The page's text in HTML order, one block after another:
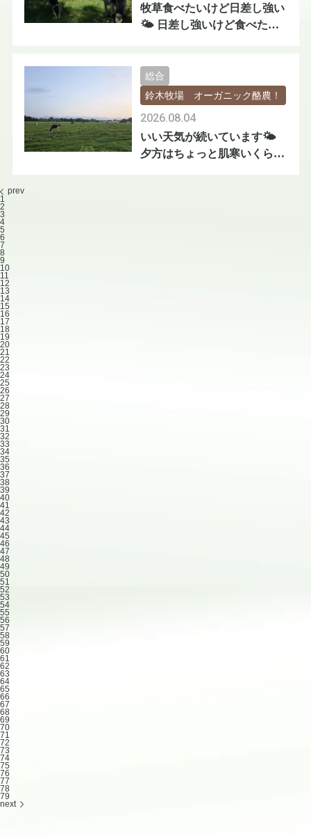
牧草食べたいけど日差し強い
🌤️ 日差し強いけど食べたい
いい天気が続いています🌤️
夕方はちょっと肌寒いくらい
2026.08.04
総合
鈴木牧場 オーガニック酪農！
prev
1
2
3
4
5
6
7
8
9
10
11
12
13
14
15
16
17
18
19
20
21
22
23
24
25
26
27
28
29
30
31
32
33
34
35
36
37
38
39
40
41
42
43
44
45
46
47
48
49
50
51
52
53
54
55
56
57
58
59
60
61
62
63
64
65
66
67
68
69
70
71
72
73
74
75
76
77
78
79
next